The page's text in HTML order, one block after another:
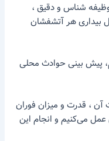
شناس و دقیق ،
بیداری هر آتشفشان
پیش بینی حوادث محلی
، قدرت و میزان فوران
عمل می‌کنیم و انجام این